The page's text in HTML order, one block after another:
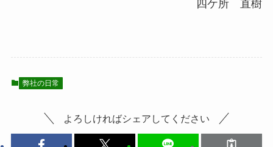
四ケ所 直樹
弊社の日常
よろしければシェアしてください